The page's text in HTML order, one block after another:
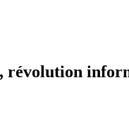
révolution